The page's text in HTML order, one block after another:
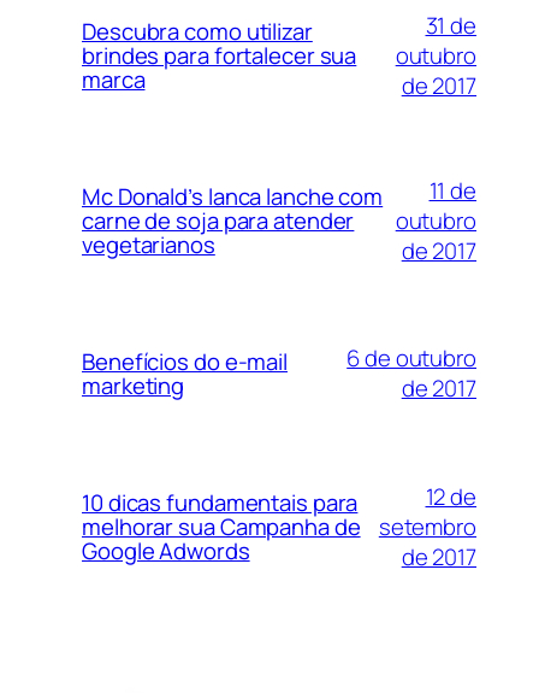
Descubra como utilizar
brindes para fortalecer sua
marca
31 de
outubro
de 2017
Mc Donald’s lanca lanche com
carne de soja para atender
vegetarianos
11 de
outubro
de 2017
Benefícios do e-mail
marketing
6 de outubro
de 2017
10 dicas fundamentais para
melhorar sua Campanha de
Google Adwords
12 de
setembro
de 2017